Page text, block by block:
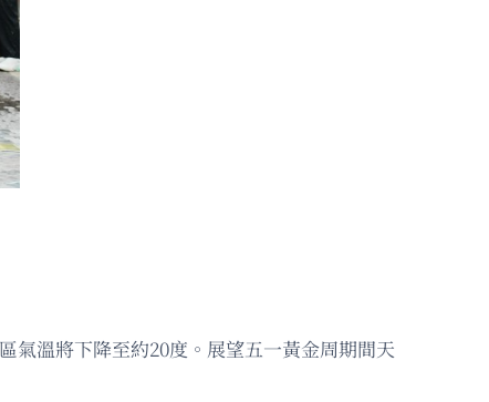
氣溫將下降至約20度。展望五一黃金周期間天